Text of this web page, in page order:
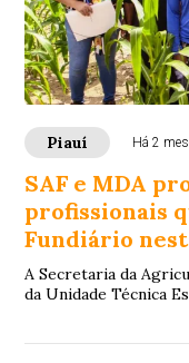
Piauí Há 2
SAF e MDA
profissionais
Fundiário
A Secretaria da
da Unidade Técnica